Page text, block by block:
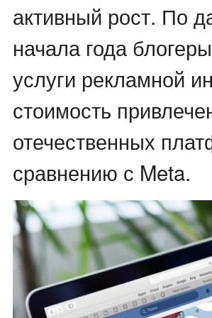
активный рост. По
начала года
услуги рекламной
стоимость
отечественных
сравнению с Meta.